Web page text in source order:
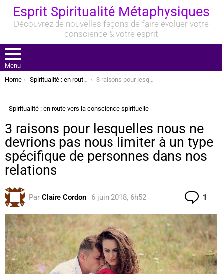
Esprit Spiritualité Métaphysiques
Découvrez de nouvelles façons de faire évoluer votre
conscience & votre esprit
Menu
You are here:
Home Spiritualité : en route vers la conscience spirituelle 3 raisons pour lesquelles nous ne devrions pas nous limiter à un type spécifique de personnes dans nos relations
Spiritualité : en route vers la conscience spirituelle
3 raisons pour lesquelles nous ne
devrions pas nous limiter à un type
spécifique de personnes dans nos
relations
Par Claire Cordon 6 juin 2018, 6h52 1